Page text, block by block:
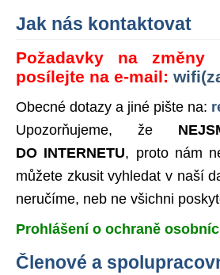
Jak nás kontaktovat
Požadavky na změny
posílejte na e-mail:
Obecné dotazy a jiné pište na:
Upozorňujeme, že
DO INTERNETU, proto nám
můžete zkusit vyhledat v naší
neručíme, neb ne všichni
Prohlášení o ochraně
Členové a